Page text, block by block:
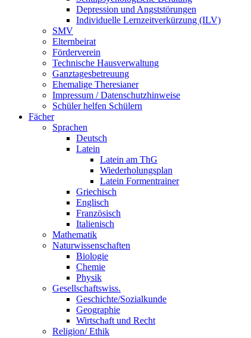
Depression und Angststörungen
Individuelle Lernzeitverkürzung (ILV)
SMV
Elternbeirat
Förderverein
Technische Hausverwaltung
Ganztagesbetreuung
Ehemalige Theresianer
Impressum / Datenschutzhinweise
Schüler helfen Schülern
Fächer
Sprachen
Deutsch
Latein
Latein am ThG
Wiederholungsplan
Latein Formentrainer
Griechisch
Englisch
Französisch
Italienisch
Mathematik
Naturwissenschaften
Biologie
Chemie
Physik
Gesellschaftswiss.
Geschichte/Sozialkunde
Geographie
Wirtschaft und Recht
Religion/ Ethik